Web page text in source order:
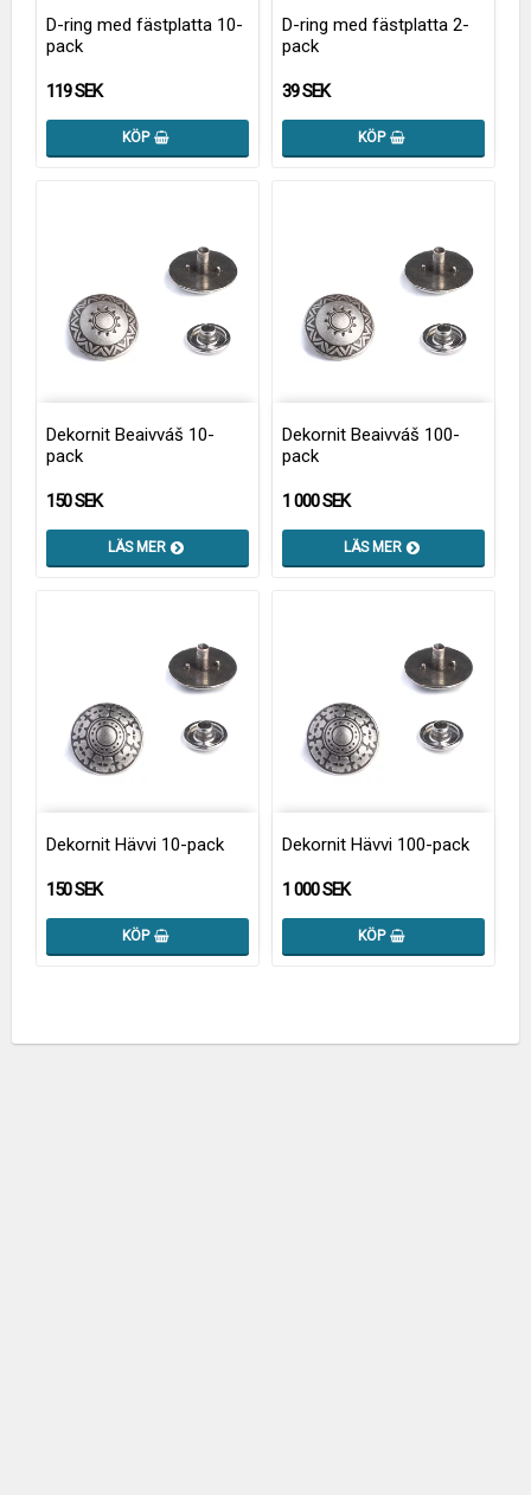
D-ring med fästplatta 10-
pack
119 SEK
KÖP
D-ring med fästplatta 2-
pack
39 SEK
KÖP
Dekornit Beaivváš 10-
pack
150 SEK
LÄS MER
Dekornit Beaivváš 100-
pack
1 000 SEK
LÄS MER
Dekornit Hävvi 10-pack
150 SEK
KÖP
Dekornit Hävvi 100-pack
1 000 SEK
KÖP